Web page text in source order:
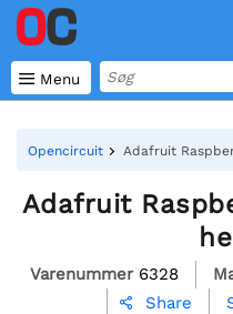
 Menu
Opencircuit Adafruit
Adafruit
Varenummer 6328
 Share